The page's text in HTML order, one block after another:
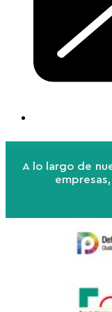
A lo largo de